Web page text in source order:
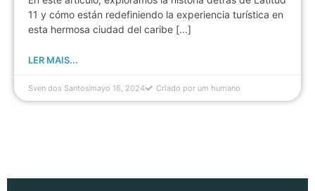
11 y cómo están redefiniendo la experiencia turística en
esta hermosa ciudad del caribe [...]
LER MAIS...
Sven dos Santos mayo 16, 2024 Criado por um humano